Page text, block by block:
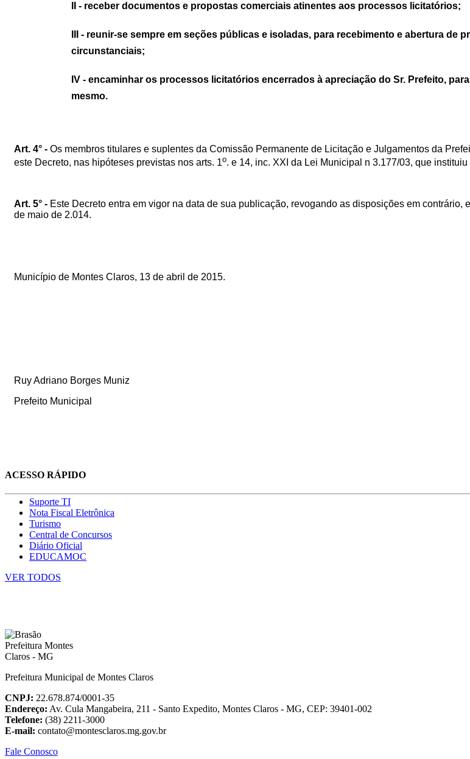
II - receber documentos e propostas comerciais atinentes aos processos licitatórios;
III - reunir-se sempre em seções públicas e isoladas, para recebimento e abertura
circunstanciais;
IV - encaminhar os processos licitatórios encerrados à apreciação do Sr. Prefeito,
mesmo.
Art. 4° - Os membros titulares e suplentes da Comissão Permanente de Licitação e Julgamentos da
este Decreto, nas hipóteses previstas nos arts. 1o. e 14, inc. XXI da Lei Municipal n 3.177/03, que
Art. 5° - Este Decreto entra em vigor na data de sua publicação, revogando as disposições em
de maio de 2.014.
Município de Montes Claros, 13 de abril de 2015.
Ruy Adriano Borges Muniz
Prefeito Municipal
ACESSO RÁPIDO
Suporte TI
Nota Fiscal Eletrônica
Turismo
Central de Concursos
Diário Oficial
EDUCAMOC
VER TODOS
Prefeitura Municipal de Montes Claros
CNPJ: 22.678.874/0001-35
Endereço: Av. Cula Mangabeira, 211 - Santo Expedito, Montes Claros - MG, CEP: 39401-002
Telefone: (38) 2211-3000
E-mail: contato@montesclaros.mg.gov.br
Fale Conosco